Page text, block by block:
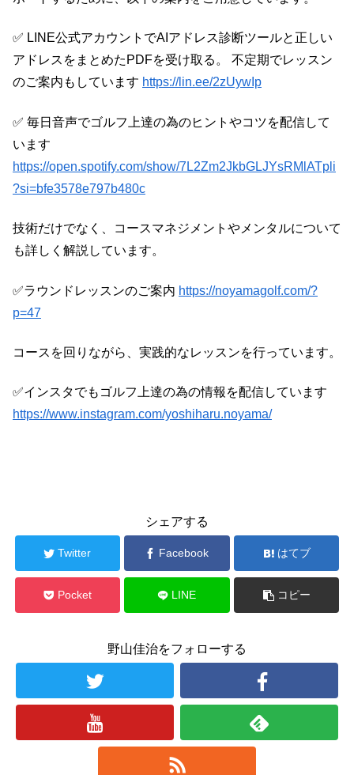
✅ LINE公式アカウントでAIアドレス診断ツールと正しい
アドレスをまとめたPDFを受け取る。 不定期でレッスン
のご案内もしています https://lin.ee/2zUywIp
✅ 毎日音声でゴルフ上達の為のヒントやコツを配信して
います
https://open.spotify.com/show/7L2Zm2JkbGLJYsRMlATpli
?si=bfe3578e797b480c
技術だけでなく、コースマネジメントやメンタルについて
も詳しく解説しています。
✅ラウンドレッスンのご案内 https://noyamagolf.com/?
p=47
コースを回りながら、実践的なレッスンを行っています。
✅インスタでもゴルフ上達の為の情報を配信しています
https://www.instagram.com/yoshiharu.noyama/
シェアする
Twitter Facebook はてブ
Pocket LINE コピー
野山佳治をフォローする